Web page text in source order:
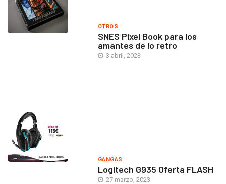
OTROS
SNES Pixel Book para los
amantes de lo retro
3 abril, 2023
GANGAS
Logitech G935 Oferta FLASH
27 marzo, 2023